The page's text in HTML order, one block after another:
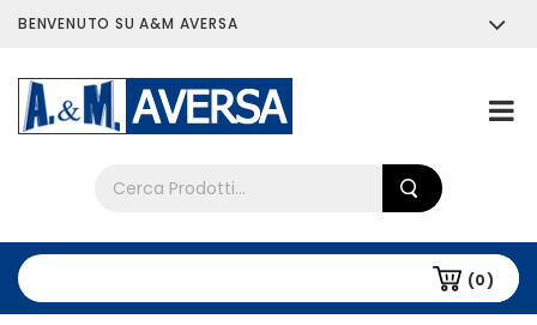
BENVENUTO SU A&M AVERSA
(0)